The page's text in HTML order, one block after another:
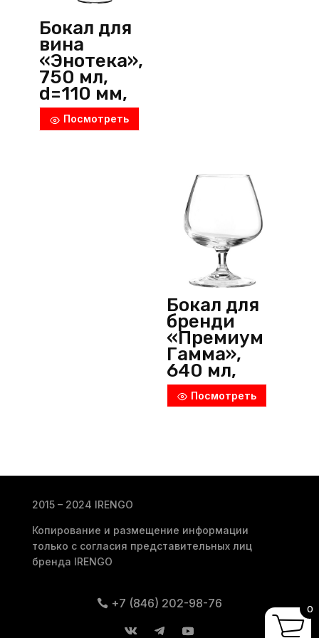
Бокал для
вина
«Энотека»,
750 мл,
d=110 мм,
h=228 мм,
стекло,
Посмотреть
Бокал для
бренди
«Премиум
Гамма»,
640 мл,
d=68 мм,
h=165 мм,
Посмотреть
2015 – 2024 IRENGO
Копирование и размещение информации
только с согласия представительных лиц
бренда IRENGO
+7 (846) 202-98-76 0